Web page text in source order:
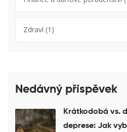
Zdraví(1)
Nedávný příspěvek
Krátkodobá vs.
deprese: Jak